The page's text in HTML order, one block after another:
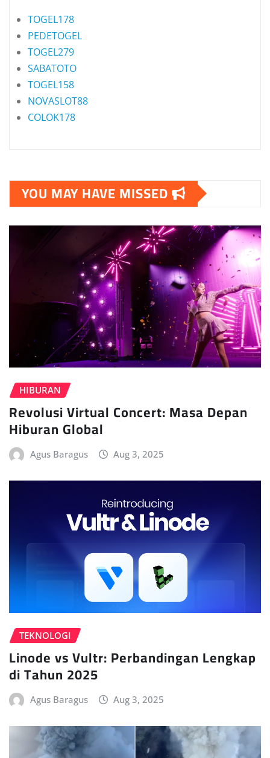
TOGEL178
PEDETOGEL
TOGEL279
SABATOTO
TOGEL158
NOVASLOT88
COLOK178
YOU MAY HAVE MISSED
HIBURAN
Revolusi Virtual Concert: Masa Depan
Hiburan Global
Agus Baragus Aug 3, 2025
TEKNOLOGI
Linode vs Vultr: Perbandingan Lengkap
di Tahun 2025
Agus Baragus Aug 3, 2025